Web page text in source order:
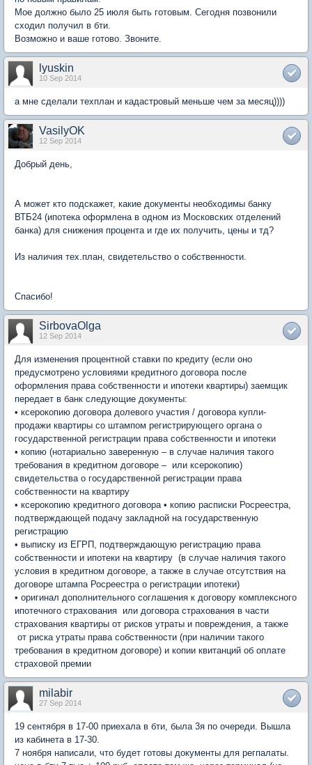
Мое должно было 25 июля быть готовым. Сегодня позвонили
сходил получил в бти.
Возможно и ваше готово. Звоните.
lyuskin
10 Sep 2014
а мне сделали техплан и кадастровый меньше чем за месяц))))
VasilyOK
12 Sep 2014
Добрый день,
А может кто подскажет, какие документы необходимы банку
ВТБ24 (ипотека оформлена в одном из Московских отделений
банка) для снижения процента и где их получить, цены и тд?
Из наличия тех.план, свидетельство о собственности.
Спасибо!
SirbovaOlga
12 Sep 2014
Для изменения процентной ставки по кредиту (если оно
предусмотрено условиями кредитного договора после
оформления права собственности и ипотеки квартиры) заемщик
передает в банк следующие документы:
• ксерокопию договора долевого участия / договора купли-
продажи квартиры со штампом регистрирующего органа о
государственной регистрации права собственности и ипотеки
• копию (нотариально заверенную – в случае наличия такого
требования в кредитном договоре – или ксерокопию)
свидетельства о государственной регистрации права
собственности на квартиру
• ксерокопию кредитного договора • копию расписки Росреестра,
подтверждающей подачу закладной на государственную
регистрацию
• выписку из ЕГРП, подтверждающую регистрацию права
собственности и ипотеки на квартиру (в случае наличия такого
условия в кредитном договоре, а также в случае отсутствия на
договоре штампа Росреестра о регистрации ипотеки)
• оригинал дополнительного соглашения к договору комплексного
ипотечного страхования или договора страхования в части
страхования квартиры от рисков утраты и повреждения, а также
от риска утраты права собственности (при наличии такого
требования в кредитном договоре) и копии квитанций об оплате
страховой премии
milabir
27 Sep 2014
19 сентября в 17-00 приехала в бти, была 3я по очереди. Вышла
из кабинета в 17-30.
7 ноября написали, что будет готовы документы для регпалаты.